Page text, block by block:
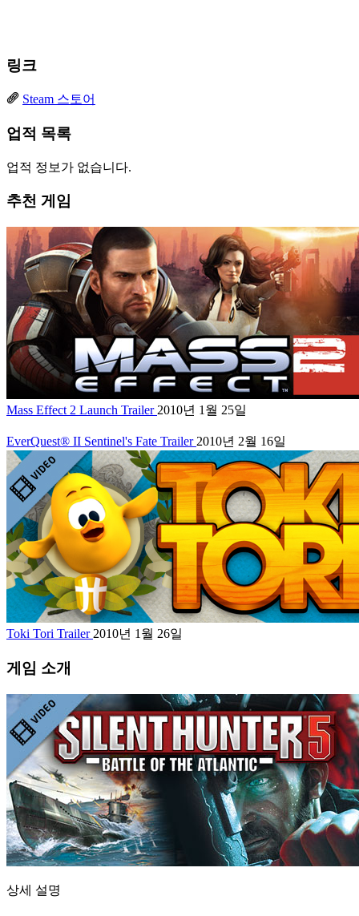
링크
Steam 스토어
업적 목록
업적 정보가 없습니다.
추천 게임
Mass Effect 2 Launch Trailer 2010년 1월 25일
EverQuest® II Sentinel's Fate Trailer 2010년 2월 16일
Toki Tori Trailer 2010년 1월 26일
게임 소개
상세 설명